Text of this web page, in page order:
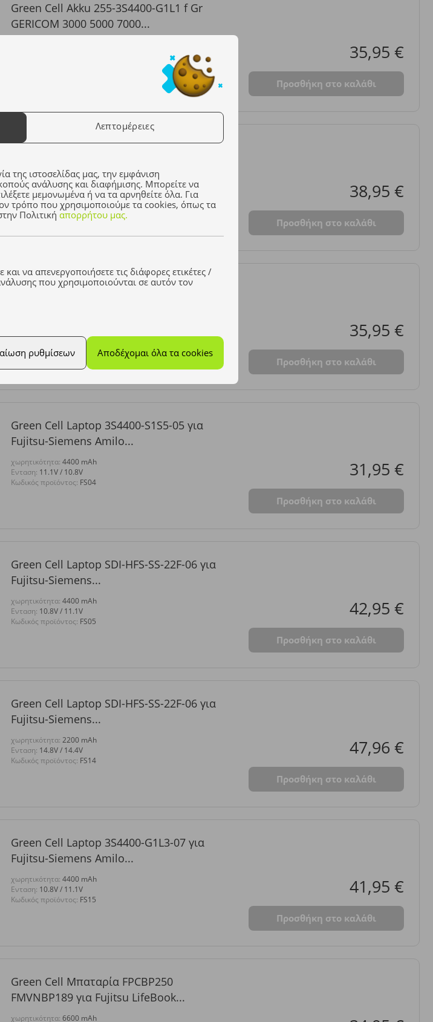
Λεπτομέρειες
της ιστοσελίδας μας, την εμφάνιση
ανάλυσης και διαφήμισης. Μπορείτε να
μεμονωμένα ή να τα αρνηθείτε όλα. Για
τρόπο που χρησιμοποιούμε τα cookies, όπως τα
Πολιτική απορρήτου μας.
να απενεργοποιήσετε τις διάφορες ετικέτες /
που χρησιμοποιούνται σε αυτόν τον
ρυθμίσεων Αποδέχομαι όλα τα cookies
Green Cell Akku 255-3S4400-G1L1 f Gr
GERICOM 3000 5000 7000...
35,95 €
Προσθήκη στο καλάθι
Green Cell Laptop 3S4000-G1S2-04 για
χωρητικότητα:4400 mAh
Eνταση:11.1V / 10.8V
Κωδικός προϊόντος:FS02
38,95 €
Προσθήκη στο καλάθι
Green Cell L51-3S4400-G1L3 για MAXDATA
FS03
35,95 €
Προσθήκη στο καλάθι
Green Cell Laptop 3S4400-S1S5-05 για
Fujitsu-Siemens Amilo...
χωρητικότητα: 4400 mAh
Eνταση: 11.1V / 10.8V
Κωδικός προϊόντος: FS04
31,95 €
Προσθήκη στο καλάθι
Green Cell Laptop SDI-HFS-SS-22F-06 για
Fujitsu-Siemens...
χωρητικότητα: 4400 mAh
Eνταση: 10.8V / 11.1V
Κωδικός προϊόντος: FS05
42,95 €
Προσθήκη στο καλάθι
Green Cell Laptop SDI-HFS-SS-22F-06 για
Fujitsu-Siemens...
χωρητικότητα: 2200 mAh
Eνταση: 14.8V / 14.4V
Κωδικός προϊόντος: FS14
47,96 €
Προσθήκη στο καλάθι
Green Cell Laptop 3S4400-G1L3-07 για
Fujitsu-Siemens Amilo...
χωρητικότητα: 4400 mAh
Eνταση: 10.8V / 11.1V
Κωδικός προϊόντος: FS15
41,95 €
Προσθήκη στο καλάθι
Green Cell Μπαταρία FPCBP250
FMVNBP189 για Fujitsu LifeBook...
χωρητικότητα: 6600 mAh